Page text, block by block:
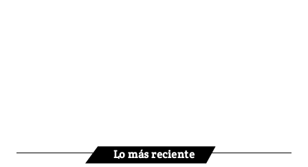
Lo más reciente